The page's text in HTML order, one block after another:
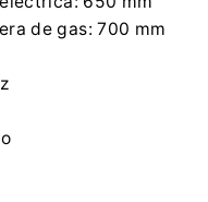
de gas: 700 mm